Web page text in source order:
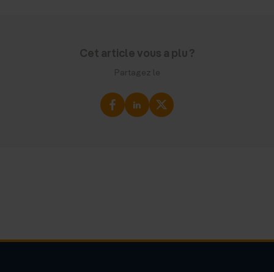
Cet article vous a plu ?
Partagez le